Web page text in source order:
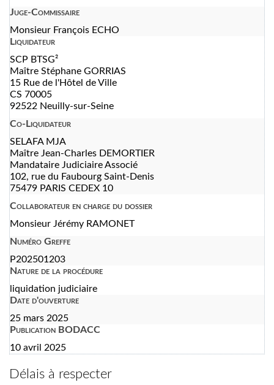
Juge-Commissaire
Monsieur François ECHO
Liquidateur
SCP BTSG²
Maître Stéphane GORRIAS
15 Rue de l'Hôtel de Ville
CS 70005
92522 Neuilly-sur-Seine
Co-Liquidateur
SELAFA MJA
Maître Jean-Charles DEMORTIER
Mandataire Judiciaire Associé
102, rue du Faubourg Saint-Denis
75479 PARIS CEDEX 10
Collaborateur en charge du dossier
Monsieur Jérémy RAMONET
Numéro Greffe
P202501203
Nature de la procédure
liquidation judiciaire
Date d'ouverture
25 mars 2025
Publication BODACC
10 avril 2025
Délais à respecter